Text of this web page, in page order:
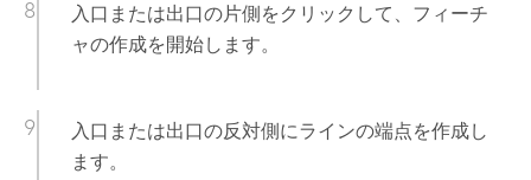
入口または出口の片側をクリックして、フィーチ
ャの作成を開始します。
入口または出口の反対側にラインの端点を作成し
ます。